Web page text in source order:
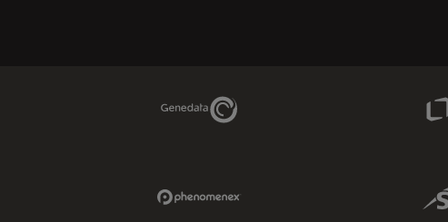
Genedata Link
Link